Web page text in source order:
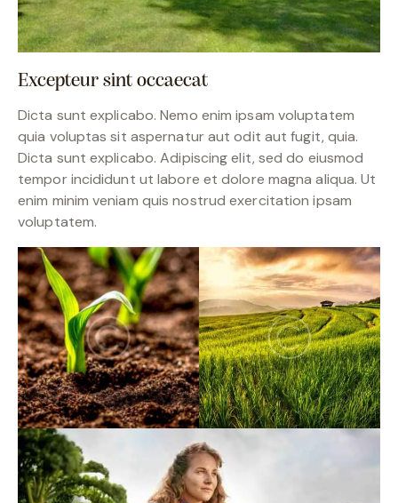
Excepteur sint occaecat
Dicta sunt explicabo. Nemo enim ipsam voluptatem
quia voluptas sit aspernatur aut odit aut fugit, quia.
Dicta sunt explicabo. Adipiscing elit, sed do eiusmod
tempor incididunt ut labore et dolore magna aliqua. Ut
enim minim veniam quis nostrud exercitation ipsam
voluptatem.